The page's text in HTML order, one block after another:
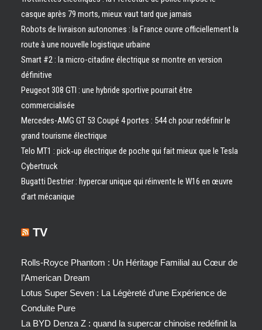
casque après 79 morts, mieux vaut tard que jamais
Robots de livraison autonomes : la France ouvre officiellement la
route à une nouvelle logistique urbaine
Smart #2 : la micro-citadine électrique se montre en version
définitive
Peugeot 308 GTI : une hybride sportive pourrait être
commercialisée
Mercedes-AMG GT 53 Coupé 4 portes : 544 ch pour redéfinir le
grand tourisme électrique
Telo MT1 : pick‑up électrique de poche qui fait mieux que le Tesla
Cybertruck
Bugatti Destrier : hypercar unique qui réinvente le W16 en œuvre
d’art mécanique
TV
Rolls-Royce Phantom : Un Héritage Familial au Cœur de
l’American Dream
Lotus Super Seven : La Légèreté d’une Expérience de
Conduite Pure
La BYD Denza Z : quand la supercar chinoise redéfinit la